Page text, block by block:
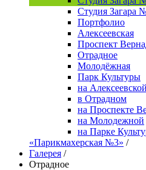
Студия Загара
Портфолио
Алексеевская
Проспект
Отрадное
Молодёжная
Парк Культуры
на Алексеевской
в Отрадном
на Проспекте
на Молодежной
на Парке
«Парикмахерская №3» /
Галерея /
Отрадное